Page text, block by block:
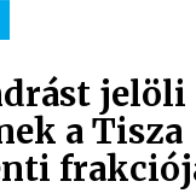
jelöli
a Tisza